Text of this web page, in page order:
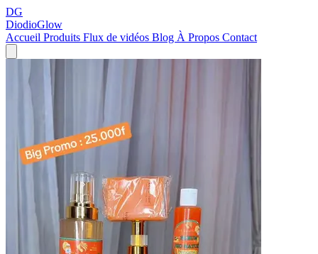
DG
DiodioGlow
Accueil Produits Flux de vidéos Blog À Propos Contact